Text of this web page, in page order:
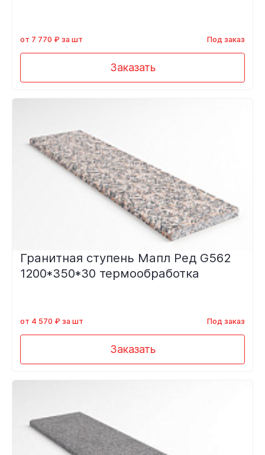
от 7 770 ₽ за шт Под заказ
Заказать
Гранитная ступень Мапл Ред G562
1200*350*30 термообработка
от 4 570 ₽ за шт Под заказ
Заказать